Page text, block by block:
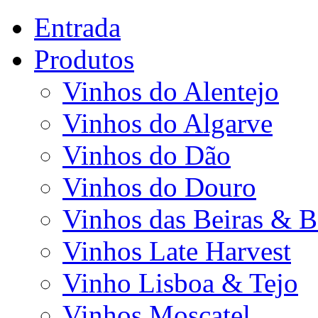
Entrada
Produtos
Vinhos do Alentejo
Vinhos do Algarve
Vinhos do Dão
Vinhos do Douro
Vinhos das Beiras &
Vinhos Late Harvest
Vinho Lisboa & Tejo